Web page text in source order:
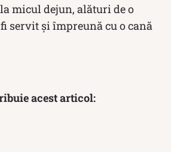
micul dejun, alături de o
servit și împreună cu o cană
acest articol: